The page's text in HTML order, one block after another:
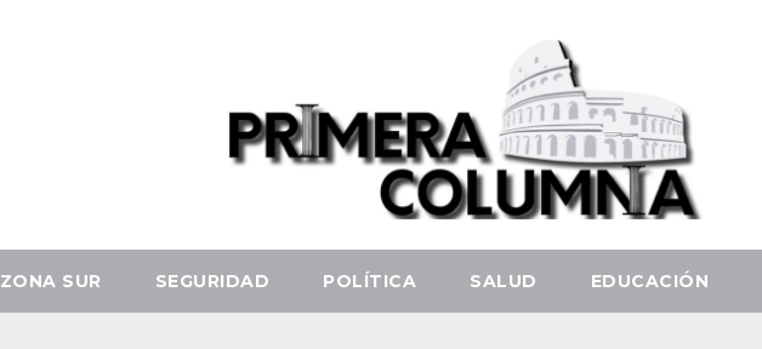
ZONA SUR SEGURIDAD POLÍTICA SALUD EDUCACIÓN